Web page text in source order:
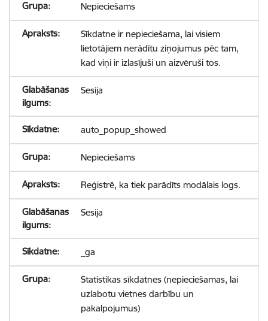
Nepieciešams
Sīkdatne ir nepieciešama, lai visiem
lietotājiem nerādītu ziņojumus pēc tam,
kad viņi ir izlasījuši un aizvēruši tos.
Sesija
auto_popup_showed
Nepieciešams
Reģistrē, ka tiek parādīts modālais logs.
Sesija
_ga
Statistikas sīkdatnes (nepieciešamas, lai
uzlabotu vietnes darbību un
pakalpojumus)